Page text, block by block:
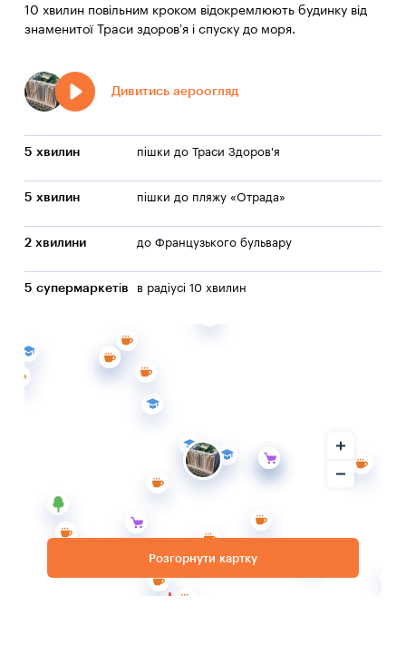
10 хвилин повільним кроком відокремлюють будинку від
знаменитої Траси здоров’я і спуску до моря.
Дивитись аероогляд
5 хвилин пішки до Траси Здоров'я
5 хвилин пішки до пляжу «Отрада»
2 хвилини до Французького бульвару
5 супермаркетів в радіусі 10 хвилин
Розгорнути картку